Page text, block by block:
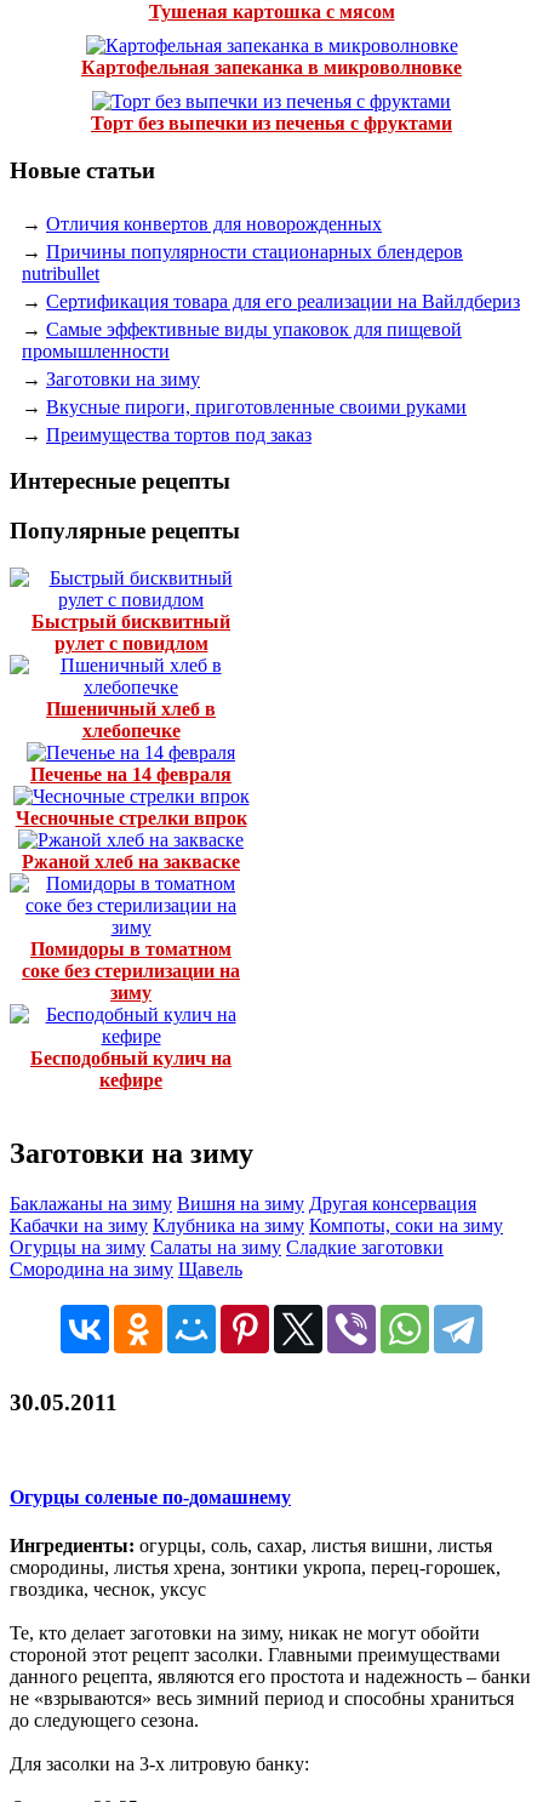
Тушеная картошка с мясом
Картофельная запеканка в микроволновке
Торт без выпечки из печенья с фруктами
Новые статьи
→ Отличия конвертов для новорожденных
→ Причины популярности стационарных блендеров
nutribullet
→ Сертификация товара для его реализации на Вайлдбериз
→ Самые эффективные виды упаковок для пищевой
промышленности
→ Заготовки на зиму
→ Вкусные пироги, приготовленные своими руками
→ Преимущества тортов под заказ
Интересные рецепты
Популярные рецепты
Быстрый бисквитный
рулет с повидлом
Пшеничный хлеб в
хлебопечке
Печенье на 14 февраля
Чесночные стрелки впрок
Ржаной хлеб на закваске
Помидоры в томатном
соке без стерилизации на
зиму
Бесподобный кулич на
кефире
Заготовки на зиму
Баклажаны на зиму Вишня на зиму Другая консервация
Кабачки на зиму Клубника на зиму Компоты, соки на зиму
Огурцы на зиму Салаты на зиму Сладкие заготовки
Смородина на зиму Щавель
30.05.2011
Огурцы соленые по-домашнему
Ингредиенты: огурцы, соль, сахар, листья вишни, листья
смородины, листья хрена, зонтики укропа, перец-горошек,
гвоздика, чеснок, уксус
Те, кто делает заготовки на зиму, никак не могут обойти
стороной этот рецепт засолки. Главными преимуществами
данного рецепта, являются его простота и надежность – банки
не «взрываются» весь зимний период и способны храниться
до следующего сезона.
Для засолки на 3-х литровую банку: